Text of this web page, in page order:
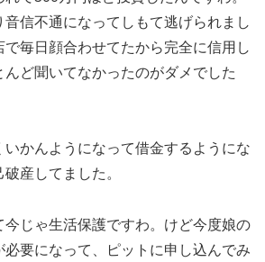
信不通になってしもて逃げられまし
毎日顔合わせてたから完全に信用し
ど聞いてなかったのがダメでした
いかんようになって借金するようにな
産してました。
今じゃ生活保護ですわ。けど今度娘の
要になって、ピットに申し込んでみ